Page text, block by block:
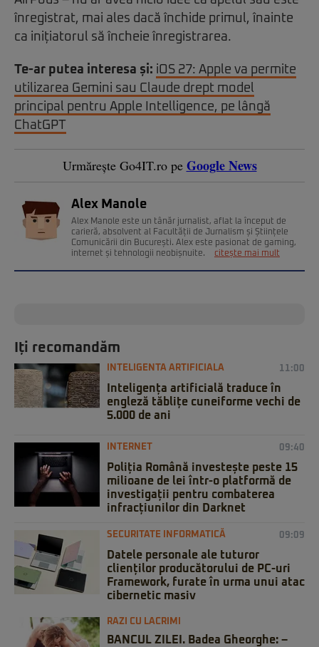
înregistrat, mai ales dacă închide primul, înainte
ca inițiatorul să încheie înregistrarea.
Te-ar putea interesa și: iOS 27: Apple va permite
utilizarea Gemini sau Claude drept model
principal pentru Apple Intelligence, pe lângă
ChatGPT
Urmărește Go4IT.ro pe Google News
Alex Manole
Alex Manole este un tânăr jurnalist, aflat la început de
carieră, absolvent al Facultății de Jurnalism și Științele
Comunicării din București. Alex este pasionat de gaming,
internet și tehnologii neobișnuite.
citește mai mult
Iți recomandăm
INTELIGENTA ARTIFICIALA 11:00
Inteligența artificială traduce în
engleză tăblițe cuneiforme vechi de
5.000 de ani
INTERNET 09:40
Poliția Română investește peste 15
milioane de lei într-o platformă de
investigații pentru combaterea
infracțiunilor din Darknet
SECURITATE INFORMATICĂ 09:09
Datele personale ale tuturor
clienților producătorului de PC-uri
Framework, furate în urma unui atac
cibernetic masiv
RAZI CU LACRIMI
BANCUL ZILEI. Badea Gheorghe: –